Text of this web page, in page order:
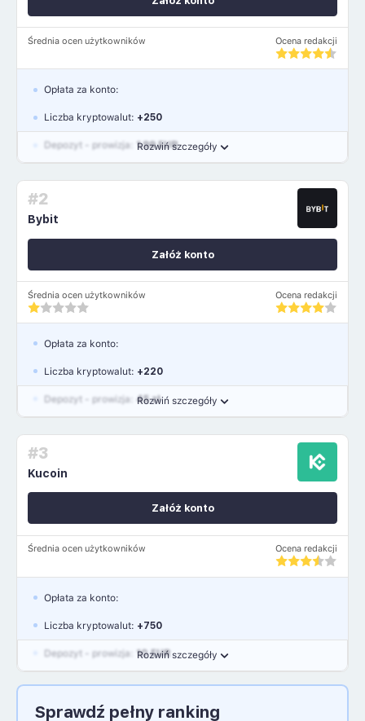
Średnia ocen użytkowników Ocena redakcji
Rozwiń szczegóły
Opłata za konto:
Liczba kryptowalut: +250
Depozyt - prowizja: 1.99 EUR
Język polski: TAK
#2
Bybit
Średnia ocen użytkowników Ocena redakcji
Załóż konto
Rozwiń szczegóły
Opłata za konto:
Liczba kryptowalut: +220
Depozyt - prowizja: 45 zł
Język polski: NIE
#3
Kucoin
Średnia ocen użytkowników Ocena redakcji
Załóż konto
Rozwiń szczegóły
Opłata za konto:
Liczba kryptowalut: +750
Depozyt - prowizja: 10 EUR
Język polski: NIE
Sprawdź pełny ranking